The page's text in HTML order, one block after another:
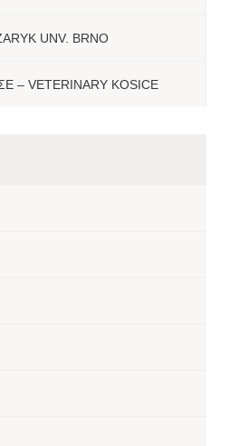
UNV. BRNO
– VETERINARY KOSICE